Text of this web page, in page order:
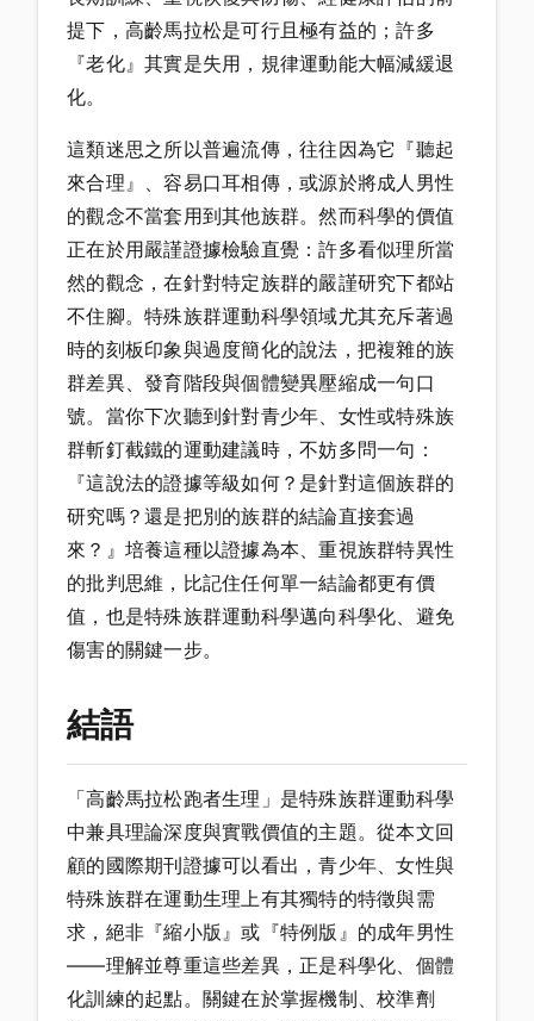
提下，高齡馬拉松是可行且極有益的；許多
『老化』其實是失用，規律運動能大幅減緩退
化。
這類迷思之所以普遍流傳，往往因為它『聽起
來合理』、容易口耳相傳，或源於將成人男性
的觀念不當套用到其他族群。然而科學的價值
正在於用嚴謹證據檢驗直覺：許多看似理所當
然的觀念，在針對特定族群的嚴謹研究下都站
不住腳。特殊族群運動科學領域尤其充斥著過
時的刻板印象與過度簡化的說法，把複雜的族
群差異、發育階段與個體變異壓縮成一句口
號。當你下次聽到針對青少年、女性或特殊族
群斬釘截鐵的運動建議時，不妨多問一句：
『這說法的證據等級如何？是針對這個族群的
研究嗎？還是把別的族群的結論直接套過
來？』培養這種以證據為本、重視族群特異性
的批判思維，比記住任何單一結論都更有價
值，也是特殊族群運動科學邁向科學化、避免
傷害的關鍵一步。
結語
「高齡馬拉松跑者生理」是特殊族群運動科學
中兼具理論深度與實戰價值的主題。從本文回
顧的國際期刊證據可以看出，青少年、女性與
特殊族群在運動生理上有其獨特的特徵與需
求，絕非『縮小版』或『特例版』的成年男性
——理解並尊重這些差異，正是科學化、個體
化訓練的起點。關鍵在於掌握機制、校準劑